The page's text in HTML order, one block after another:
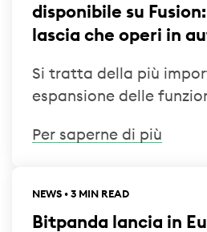
disponibile su
lascia che operi in
Si tratta della più
espansione delle
Per saperne di più
NEWS • 3 MIN READ
Bitpanda lancia in